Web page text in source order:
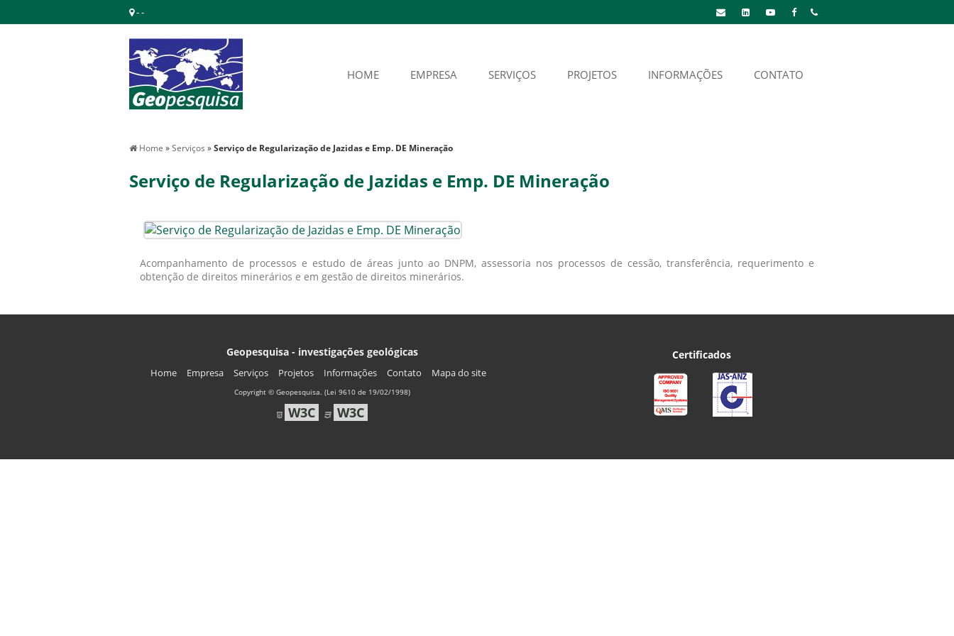
- -
HOME EMPRESA SERVIÇOS PROJETOS INFORMAÇÕES CONTATO
Home »Serviços »Serviço de Regularização de Jazidas e Emp. DE Mineração
Serviço de Regularização de Jazidas e Emp. DE Mineração
Acompanhamento de processos e estudo de áreas junto ao DNPM, assessoria nos processos de cessão, transferência, requerimento e
obtenção de direitos minerários e em gestão de direitos minerários.
Geopesquisa - investigações geológicas
Home Empresa Serviços Projetos Informações Contato Mapa do site
Copyright © Geopesquisa. (Lei 9610 de 19/02/1998)
W3C W3C
Certificados